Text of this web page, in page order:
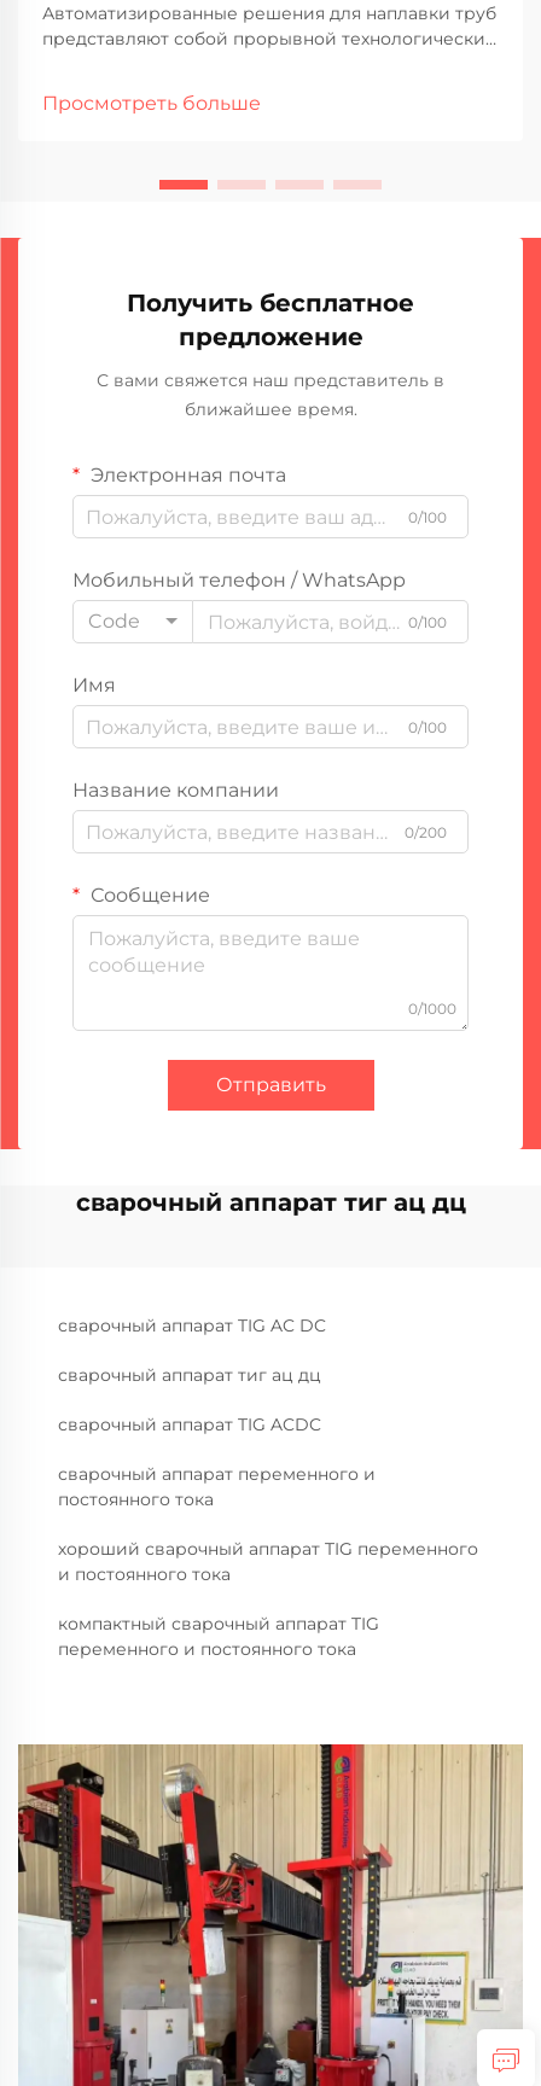
Автоматизированные решения для наплавки труб
представляют собой прорывной технологический
точность, эффективность и долговечность по
Просмотреть больше
Получить бесплатное
предложение
С вами свяжется наш представитель в
ближайшее время.
Электронная почта
0/100
Мобильный телефон / WhatsApp
Code
0/100
Имя
0/100
Название компании
0/200
Сообщение
0/1000
Отправить
сварочный аппарат тиг ац дц
сварочный аппарат TIG AC DC
сварочный аппарат тиг ац дц
сварочный аппарат TIG ACDC
сварочный аппарат переменного и
постоянного тока
хороший сварочный аппарат TIG переменного
и постоянного тока
компактный сварочный аппарат TIG
переменного и постоянного тока